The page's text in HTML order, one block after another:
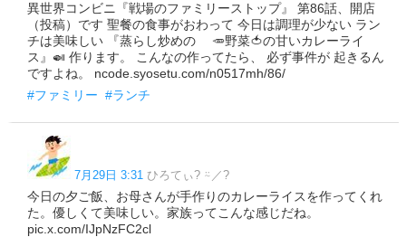
異世界コンビニ『戦場のファミリーストップ』 第86話、開店
（投稿）です 聖餐の食事がおわって 今日は調理が少ない ラン
チは美味しい 『蒸らし炒めの 🥕野菜🍅の甘いカレーライ
ス』🍛 作ります。 こんなの作ってたら、 必ず事件が 起きるん
ですよね。 ncode.syosetu.com/n0517mh/86/
#ファミリー #ランチ
7月29日 3:31 ひろてぃ? ⍨／?
今日の夕ご飯、お母さんが手作りのカレーライスを作ってくれ
た。優しくて美味しい。家族ってこんな感じだね。
pic.x.com/IJpNzFC2cl